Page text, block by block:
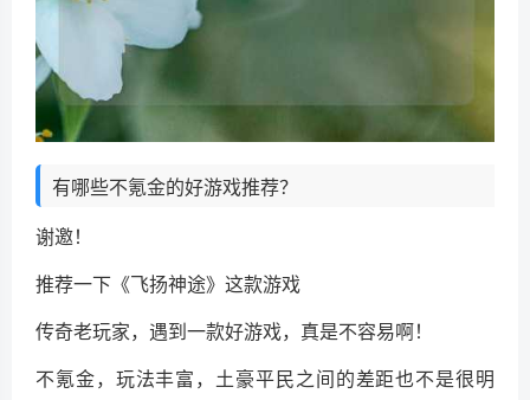
有哪些不氪金的好游戏推荐？
谢邀！
推荐一下《飞扬神途》这款游戏
传奇老玩家，遇到一款好游戏，真是不容易啊！
不氪金，玩法丰富，土豪平民之间的差距也不是很明